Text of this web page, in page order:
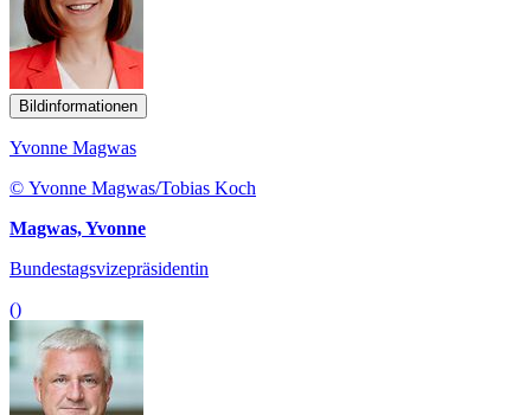
Bildinformationen
Yvonne Magwas
© Yvonne Magwas/Tobias Koch
Magwas, Yvonne
Bundestagsvizepräsidentin
()